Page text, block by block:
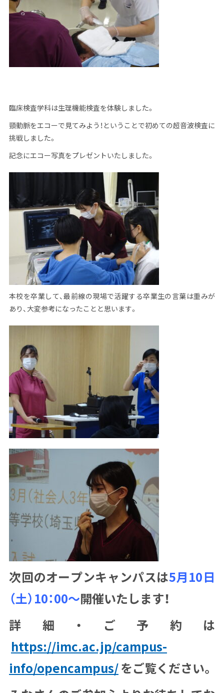
臨床検査学科は生理機能検査を体験しました。
頸動脈をエコーで見てみよう！ということで初めての超音波検査に
挑戦しました。
記念にエコー写真をプレゼントいたしました。
本校を卒業して、最前線の現場で活躍する卒業生の言葉は重みが
あり、大変参考になったことと思います。
次回のオープンキャンパスは5月10日
（土）10：00～開催いたします！
詳細・ご予約は
https://imc.ac.jp/campus-
info/opencampus/をご覧ください。